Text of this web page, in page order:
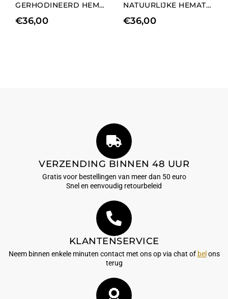
GERHODINEERD HEMATIET KETTING MET MEDIUM HART BEDELS ELEMENT
€36,00
NATUURLIJKE HEMATIET KETTING MET KORTE HART BEDELS ELEMENT
€36,00
VERZENDING BINNEN 48 UUR
Gratis voor bestellingen van meer dan 50 euro
Snel en eenvoudig retourbeleid
KLANTENSERVICE
Neem binnen enkele minuten contact met ons op via chat of bel ons
terug